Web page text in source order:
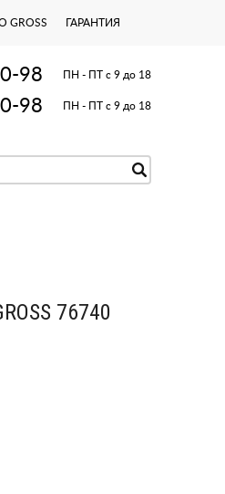
GROSS ГАРАНТИЯ
98 ПН - ПТ с 9 до 18
98 ПН - ПТ с 9 до 18
76740